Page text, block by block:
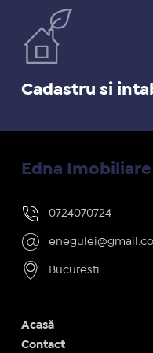
Cadastru si
Edna Imobiliare
0724070724
Bucuresti
Acasă
Contact